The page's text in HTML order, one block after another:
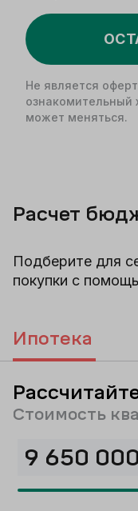
Не является
ознакомительный
может меняться.
Расчет
Подберите для
покупки с
Ипотека
Стоимость